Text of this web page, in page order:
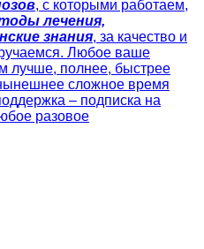
, с которыми работаем,
лечения,
знания, за качество и
Любое ваше
лучше, полнее, быстрее
сложное время
– подписка на
разовое